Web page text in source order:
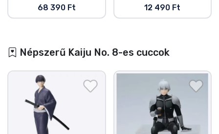
68 390 Ft 12 490 Ft
Népszerű Kaiju No. 8-es cuccok